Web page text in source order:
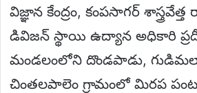
విజ్ఞాన కేంద్రం, కంపసాగర్
డివిజన్ స్థాయి ఉద్యాన అధికారి
మండలంలోని దొండపాడు,
చింతలపాలెం గ్రామంలో మిరప పంట